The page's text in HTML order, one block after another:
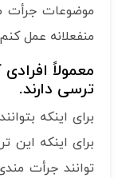
موضوعات جرأت
منفعلانه عمل
معمولاً
ترسی دارند.
برای اینکه
برای اینکه
توانند جرأت